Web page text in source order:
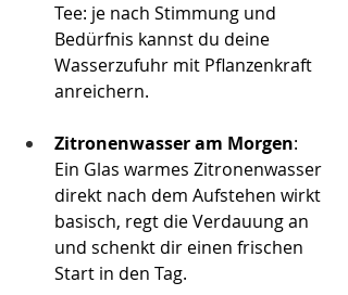
Tee: je nach Stimmung und
Bedürfnis kannst du deine
Wasserzufuhr mit Pflanzenkraft
anreichern.
Zitronenwasser am Morgen:
Ein Glas warmes Zitronenwasser
direkt nach dem Aufstehen wirkt
basisch, regt die Verdauung an
und schenkt dir einen frischen
Start in den Tag.